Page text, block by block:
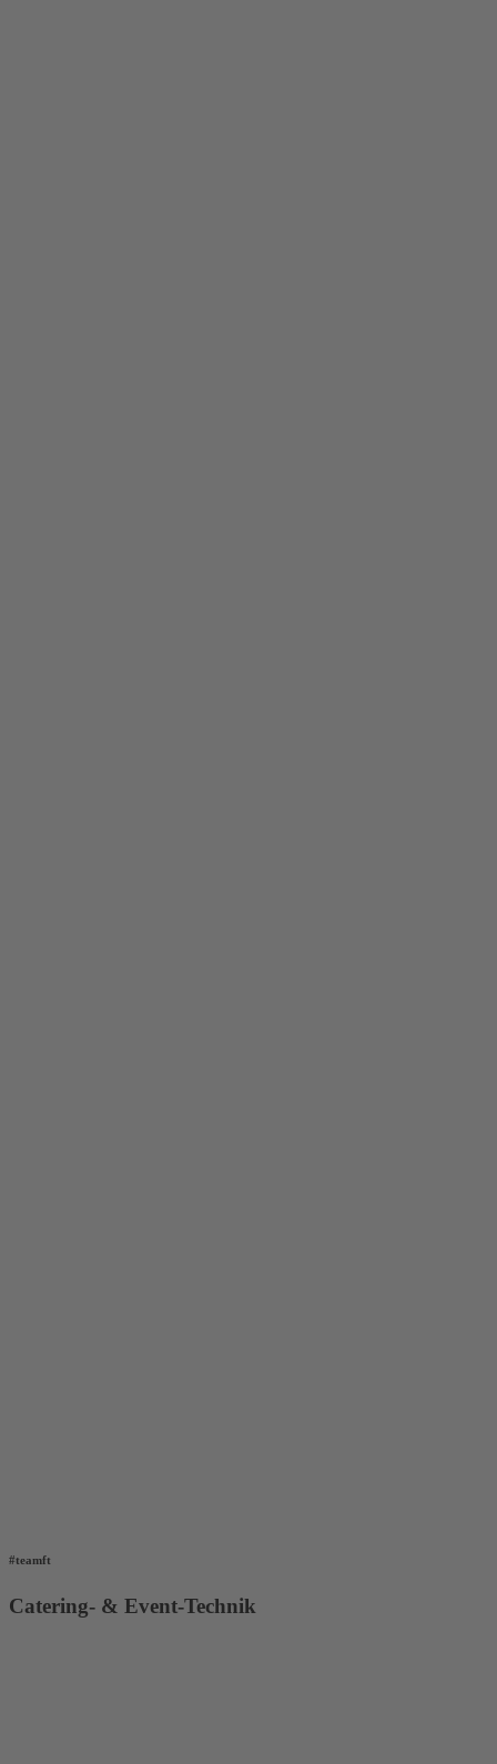
#teamft
Catering- & Event-Technik